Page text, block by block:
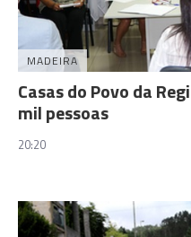
MADEIRA
Casas do Povo da
mil pessoas
20:20